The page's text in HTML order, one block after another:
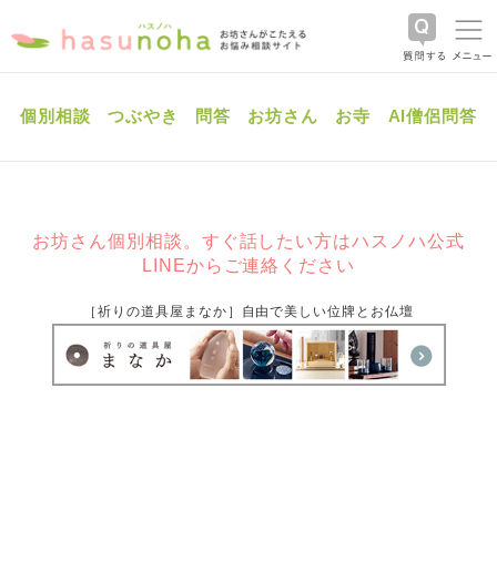
個別相談 つぶやき 問答 お坊さん お寺 AI僧侶問答
お坊さん個別相談。すぐ話したい方はハスノハ公式
LINEからご連絡ください
［祈りの道具屋まなか］自由で美しい位牌とお仏壇